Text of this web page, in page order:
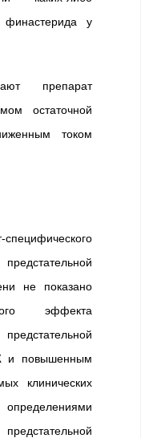
финастерида у
препарат
остаточной
током
не показано
эффекта
и повышенным
клинических